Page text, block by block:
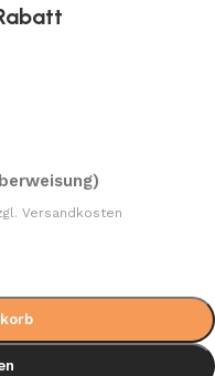
Versandkosten